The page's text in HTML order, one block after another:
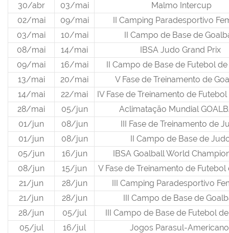
30/abr
03/mai
Malmo Intercup
02/mai
09/mai
II Camping Paradesportivo
03/mai
10/mai
II Campo de Base de
08/mai
14/mai
IBSA Judo Grand Prix
09/mai
16/mai
II Campo de Base de Futebol
13/mai
20/mai
V Fase de Treinamento de
14/mai
22/mai
IV Fase de Treinamento de
28/mai
05/jun
Aclimatação Mundial
01/jun
08/jun
III Fase de Treinamento de
01/jun
08/jun
II Campo de Base de
05/jun
16/jun
IBSA Goalball World
08/jun
15/jun
V Fase de Treinamento de Futebol
21/jun
28/jun
III Camping Paradesportivo
21/jun
28/jun
III Campo de Base de
28/jun
05/jul
III Campo de Base de Futebol
05/jul
16/jul
Jogos Parasul-